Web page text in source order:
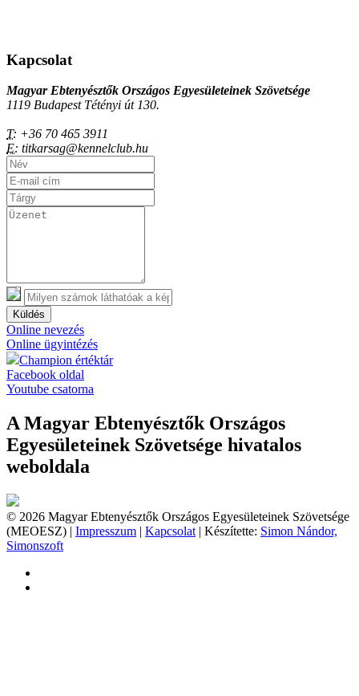
Kapcsolat
Magyar Ebtenyésztők Országos Egyesületeinek Szövetsége
1119 Budapest Tétényi út 130.
T: +36 70 465 3911
E: titkarsag@kennelclub.hu
Küldés
Online nevezés
Online ügyintézés
Champion értéktár
Facebook oldal
Youtube csatorna
A Magyar Ebtenyésztők Országos
Egyesületeinek Szövetsége hivatalos
weboldala
© 2026 Magyar Ebtenyésztők Országos Egyesületeinek Szövetsége
(MEOESZ) | Impresszum | Kapcsolat | Készítette: Simon Nándor,
Simonszoft